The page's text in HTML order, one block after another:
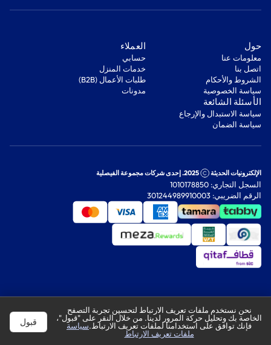
‫حول‬
معلومات عنا
اتصل بنا
‫الشروط والأحكام‬
‫سياسة الخصوصية‬
‫العملاء‬
‫حسابي‬
‫خدمات المنزل‬
‫طلبات الأعمال (B2B)‬
مدونات
‫الأسئلة الشائعة‬
‫سياسة الاستبدال والإرجاع‬
‫سياسة الضمان‬
الإلكترونيات الحديثة 2025. إحدى شركات مجموعة الفيصلية
السجل التجاري: 1010178850
الرقم الضريبي: 301244989910003
نحن نستخدم ملفات تعريف الارتباط لتحسين تجربة التصفح
الخاصة بك وتحليل حركة المرور لدينا. من خلال النقر على "قبول"،
فإنك توافق على استخدامنا لملفات تعريف الارتباط.سياسة
ملفات تعريف الارتباط
قبول